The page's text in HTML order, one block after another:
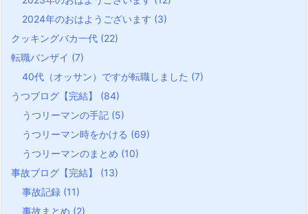
2024年のおはようございます (3)
クッキングバカ一代 (22)
転職バンザイ (7)
40代（オッサン）ですが転職しました (7)
うつブログ【完結】 (84)
うつリーマンの手記 (5)
うつリーマン時をかける (69)
うつリーマンのまとめ (10)
事故ブログ【完結】 (13)
事故記録 (11)
事故まとめ (2)